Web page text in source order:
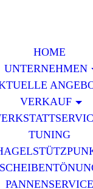
HOME
UNTERNEHMEN
VERKAUF
TUNING
PANNENSERVICE